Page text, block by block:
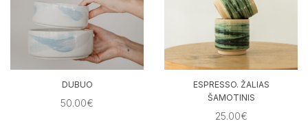
DUBUO
50.00€
ESPRESSO. ŽALIAS
ŠAMOTINIS
25.00€